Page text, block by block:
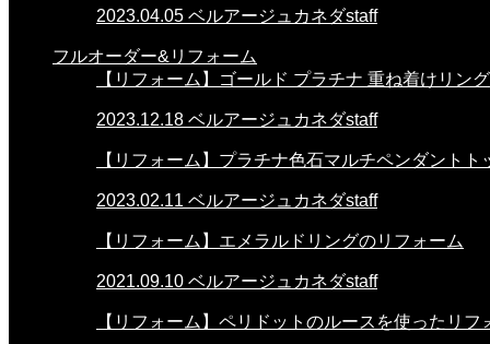
2023.04.05 ベルアージュカネダstaff
フルオーダー&リフォーム
【リフォーム】ゴールド プラチナ 重ね着けリング
2023.12.18 ベルアージュカネダstaff
【リフォーム】プラチナ色石マルチペンダントト
2023.02.11 ベルアージュカネダstaff
【リフォーム】エメラルドリングのリフォーム
2021.09.10 ベルアージュカネダstaff
【リフォーム】ペリドットのルースを使ったリフ